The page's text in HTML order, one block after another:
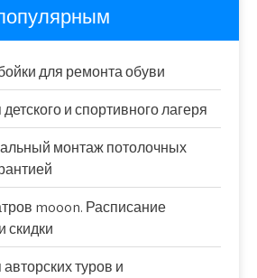
для ремонта обуви
и спортивного лагеря
монтаж потолочных
mooon. Расписание
скидки
туров и